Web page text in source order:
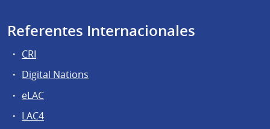
Referentes Internacionales
CRI
Digital Nations
eLAC
LAC4